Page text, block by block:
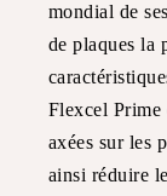
mondial de
de plaques la
Flexcel
axées sur les
ainsi réduire